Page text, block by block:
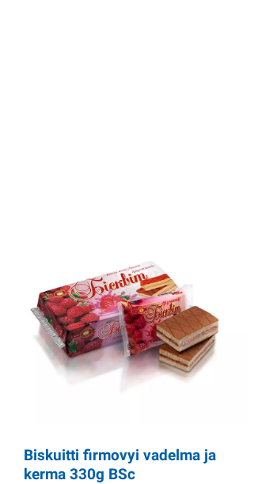
Biskuitti firmovyi vadelma ja
kerma 330g BSc